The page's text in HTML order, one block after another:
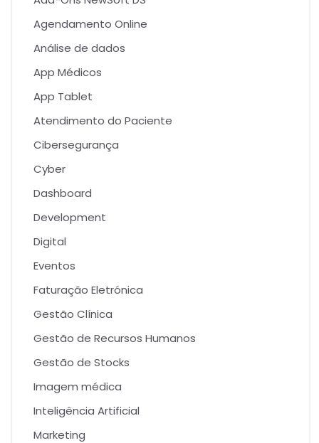
Agendamento Online
Análise de dados
App Médicos
App Tablet
Atendimento do Paciente
Cibersegurança
Cyber
Dashboard
Development
Digital
Eventos
Faturação Eletrónica
Gestão Clínica
Gestão de Recursos Humanos
Gestão de Stocks
Imagem médica
Inteligência Artificial
Marketing